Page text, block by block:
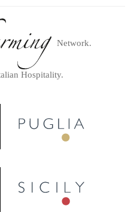
Network.
Hospitality.